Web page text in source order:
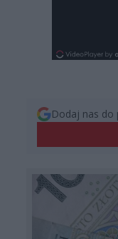
Dodaj nas do